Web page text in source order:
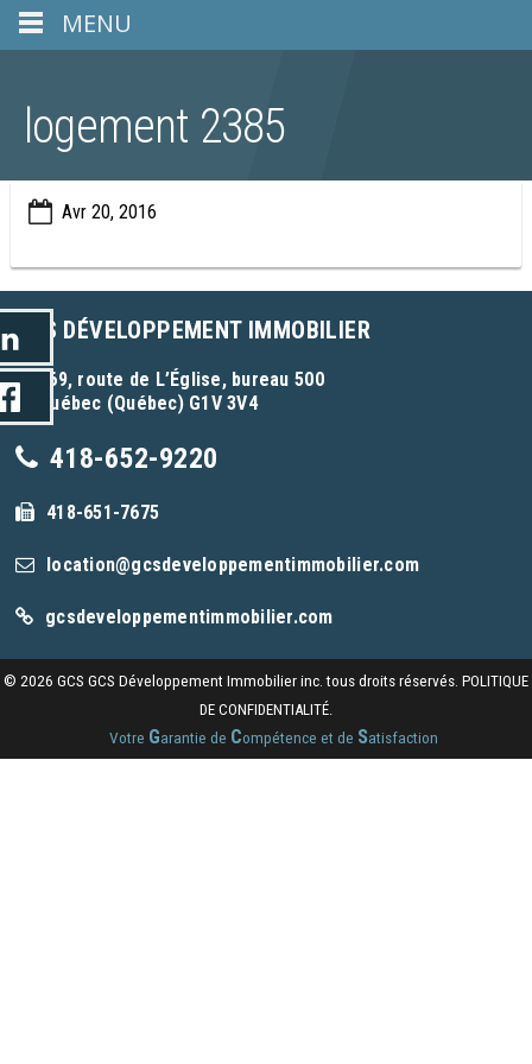
logement 2385
Avr 20, 2016
GCS DÉVELOPPEMENT IMMOBILIER
969, route de L’Église, bureau 500
Québec (Québec) G1V 3V4
418-652-9220
418-651-7675
location@gcsdeveloppementimmobilier.com
gcsdeveloppementimmobilier.com
© 2026 GCS GCS Développement Immobilier inc. tous droits réservés. POLITIQUE
DE CONFIDENTIALITÉ.
Votre Garantie de Compétence et de Satisfaction
MENU